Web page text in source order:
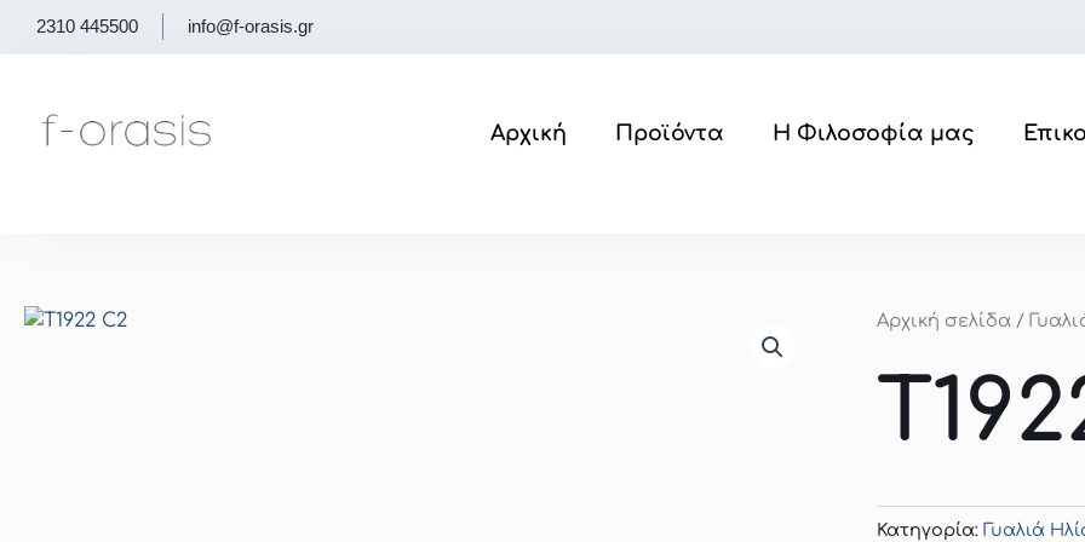
2310 445500 info@f-orasis.gr
Αρχική Προϊόντα Η Φιλοσοφία μας
Αρχική σελίδα /
Κατηγορία: Γυαλιά